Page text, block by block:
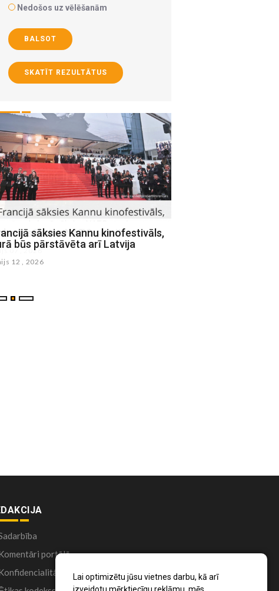
Lai optimizētu jūsu vietnes darbu, kā arī
Nedošos uz vēlēšanām
BALSOT
SKATĪT REZULTĀTUS
sāksies Kannu kinofestivāls,
būs pārstāvēta arī Latvija
12 , 2026
portālā
politika